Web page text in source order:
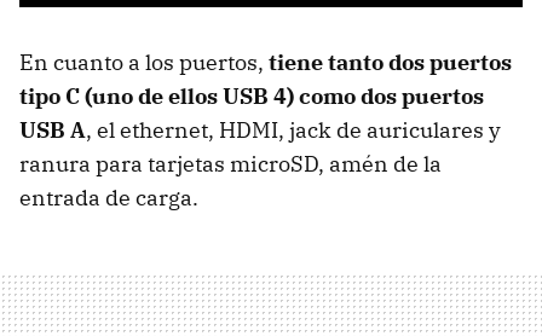
En cuanto a los puertos, tiene tanto dos puertos
tipo C (uno de ellos USB 4) como dos puertos
USB A, el ethernet, HDMI, jack de auriculares y
ranura para tarjetas microSD, amén de la
entrada de carga.